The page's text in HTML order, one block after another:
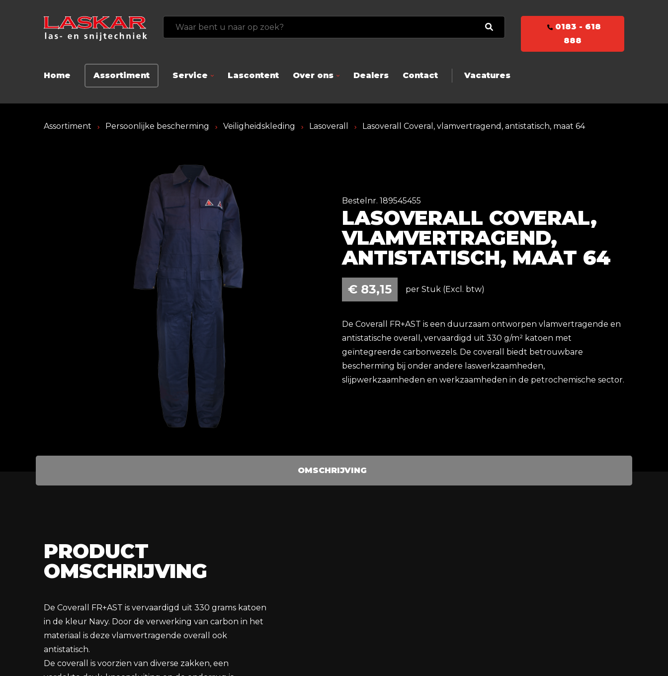
0183 - 618
888
Home Assortiment Service Lascontent Over ons Dealers Contact Vacatures
Assortiment Persoonlijke bescherming Veiligheidskleding Lasoverall Lasoverall Coveral, vlamvertragend, antistatisch, maat 64
Bestelnr. 189545455
LASOVERALL COVERAL,
VLAMVERTRAGEND,
ANTISTATISCH, MAAT 64
€ 83,15 per Stuk (Excl. btw)
De Coverall FR+AST is een duurzaam ontworpen vlamvertragende en
antistatische overall, vervaardigd uit 330 g/m² katoen met
geïntegreerde carbonvezels. De coverall biedt betrouwbare
bescherming bij onder andere laswerkzaamheden,
slijpwerkzaamheden en werkzaamheden in de petrochemische sector.
OMSCHRIJVING
PRODUCT
OMSCHRIJVING
De Coverall FR+AST is vervaardigd uit 330 grams katoen
in de kleur Navy. Door de verwerking van carbon in het
materiaal is deze vlamvertragende overall ook
antistatisch.
De coverall is voorzien van diverse zakken, een